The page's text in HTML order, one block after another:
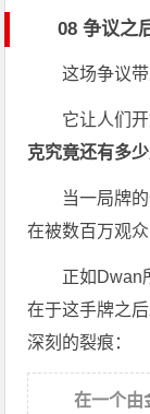
08 争议之
这场争议
它让人们
克究竟还有多少
当一局牌
在被数百万观
正如Dwan
在于这手牌之
深刻的裂痕：
在一个由